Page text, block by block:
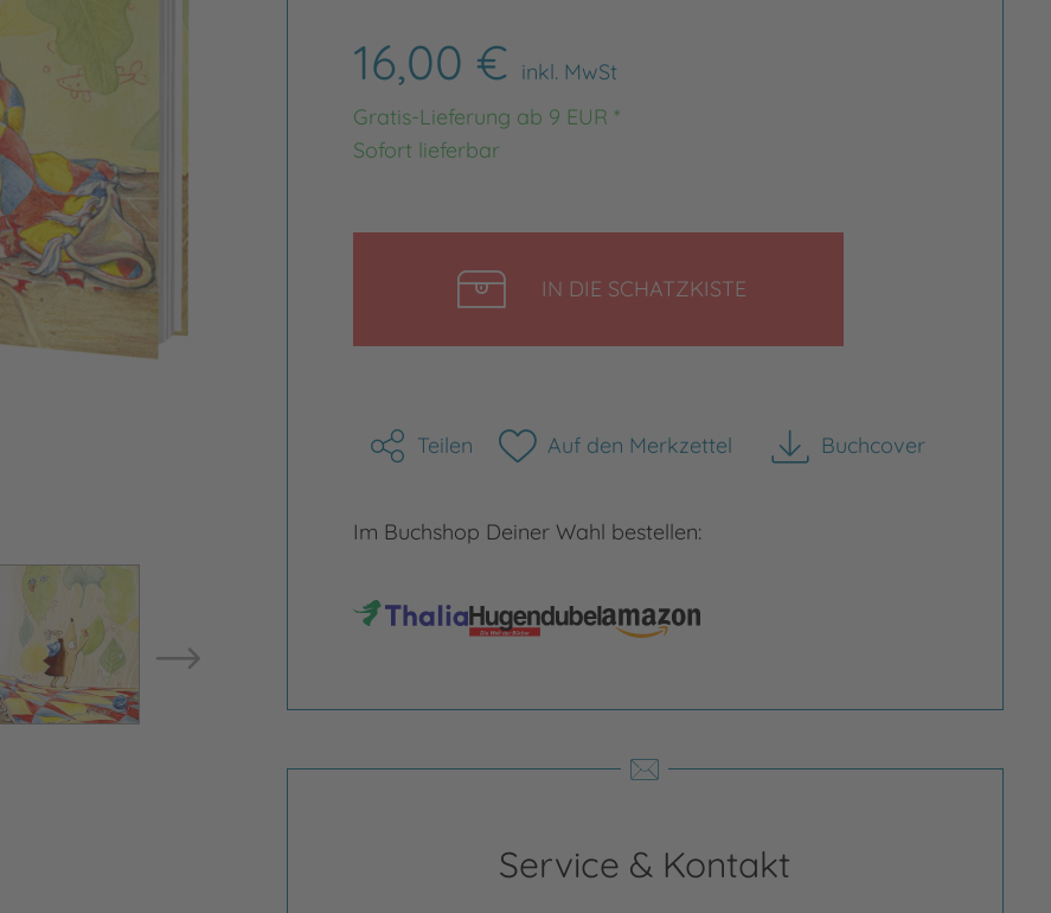
Bild vergrößern
16,00 € inkl. MwSt
Gratis-Lieferung ab 9 EUR *
Sofort lieferbar
IN DIE SCHATZKISTE
Teilen Auf den Merkzettel Buchcover
herunterladen
Im Buchshop Deiner Wahl bestellen:
Service & Kontakt